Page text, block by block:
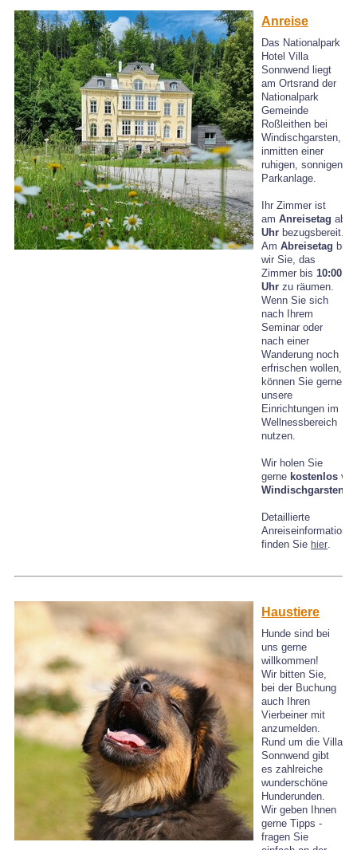
Anreise
Das Nationalpark
Hotel Villa
Sonnwend liegt
am Ortsrand der
Nationalpark
Gemeinde
Roßleithen bei
Windischgarsten,
inmitten einer
ruhigen, sonnigen
Parkanlage.
Ihr Zimmer ist
am Anreisetag ab
Uhrbezugsbereit.
Am Abreisetag
wir Sie, das
Zimmer bis 10:00
Uhrzu räumen.
Wenn Sie sich
nach Ihrem
Seminar oder
nach einer
Wanderung noch
erfrischen wollen,
können Sie gerne
unsere
Einrichtungen im
Wellnessbereich
nutzen.
Wir holen Sie
gerne kostenlos
Windischgarsten
Detaillierte
finden Sie hier.
Haustiere
Hunde sind bei
uns gerne
willkommen!
Wir bitten Sie,
bei der Buchung
auch Ihren
Vierbeiner mit
anzumelden.
Rund um die Villa
Sonnwend gibt
es zahlreiche
wunderschöne
Hunderunden.
Wir geben Ihnen
gerne Tipps -
fragen Sie